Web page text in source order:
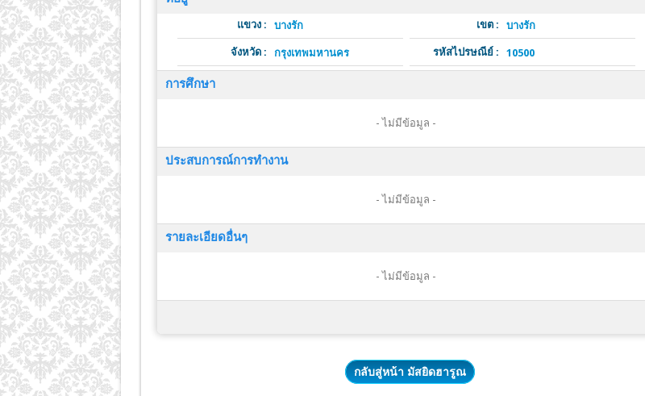
แขวง : บางรัก เขต : บางรัก
จังหวัด : กรุงเทพมหานคร รหัสไปรษณีย์ : 10500
การศึกษา
- ไม่มีข้อมูล -
ประสบการณ์การทำงาน
- ไม่มีข้อมูล -
รายละเอียดอื่นๆ
- ไม่มีข้อมูล -
กลับสู่หน้า มัสยิดฮารูณ